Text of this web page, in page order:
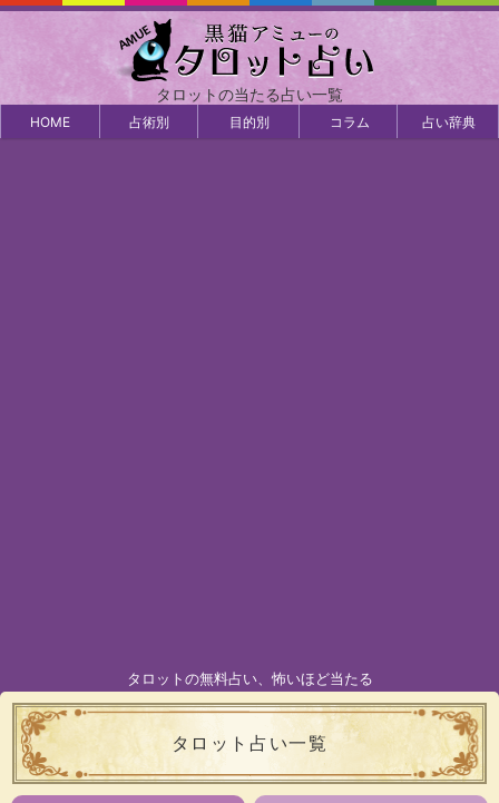
タロットの当たる占い一覧
HOME 占術別 目的別 コラム 占い辞典
タロットの無料占い、怖いほど当たる
タロット占い一覧